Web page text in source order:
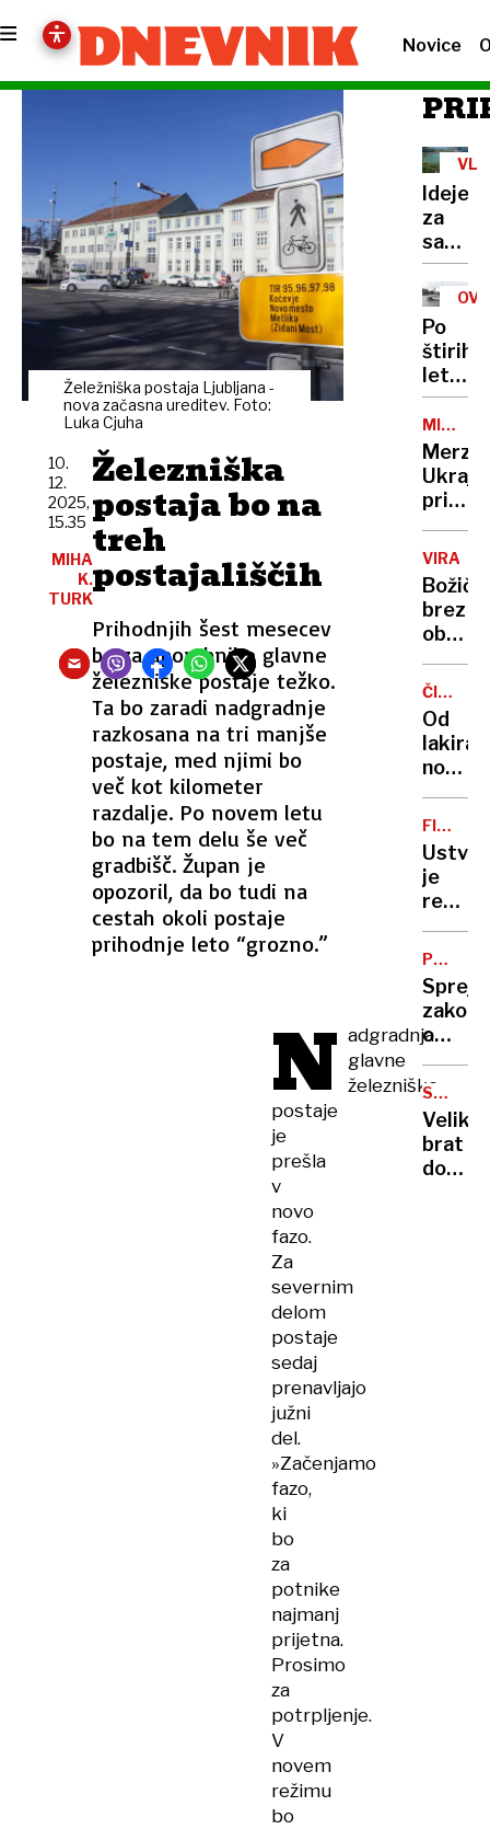
Novice
Želežniška postaja Ljubljana -
nova začasna ureditev. Foto:
Luka Cjuha
Železniška
postaja bo na
treh
postajališčih
Prihodnjih šest mesecev
bo za uporabnike glavne
železniške postaje težko.
Ta bo zaradi nadgradnje
razkosana na tri manjše
postaje, med njimi bo
več kot kilometer
razdalje. Po novem letu
bo na tem delu še več
gradbišč. Župan je
opozoril, da bo tudi na
cestah okoli postaje
prihodnje leto “grozno.”
10.
12.
2025,
15.35
MIHA
K.
TURK
N adgradnja
glavne
železniške
postaje
je
prešla
v
novo
fazo.
Za
severnim
delom
postaje
sedaj
prenavljajo
južni
del.
»Začenjamo
fazo,
ki
bo
za
potnike
najmanj
prijetna.
Prosimo
za
potrpljenje.
V
novem
režimu
bo
Ideje
za
regijo:
vodik
Po
štirih
letih
umor
za
zločin
MIROVNI
Merz:
nekaj
Rusiji
Božički
brez
oblačil:
goli
dobri
možje
ČISTO
TIP
Od
nohtov
do
zmage:
po
si
kdaj
obleče
tudi
krilo
je
oddaje
o
zdaj
FBI
lovi
njo
ZAKONA
zakon
o
STA,
Vrečko
pravi,
da
so
OBJAVE
Veliki
brat
dobiva